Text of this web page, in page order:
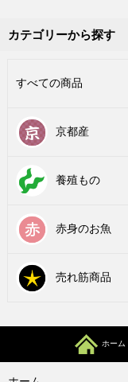
カテゴリーから探す
すべての商品
京都産
養殖もの
赤身のお魚
売れ筋商品
ホーム